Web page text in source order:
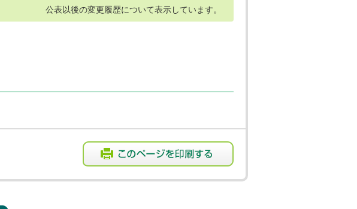
公表以後の変更履歴について表示しています。